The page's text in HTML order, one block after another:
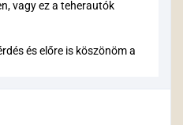
vagy ez a teherautók
és előre is köszönöm a